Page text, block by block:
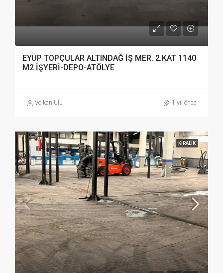
EYÜP TOPÇULAR ALTINDAĞ İŞ MER. 2.KAT 1140
M2 İŞYERİ-DEPO-ATÖLYE
Volkan Ulu 1 yıl önce
KIRALIK